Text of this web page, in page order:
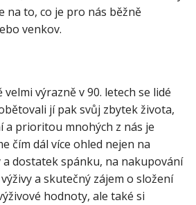
na to, co je pro nás běžně
venkov.
velmi výrazně v 90. letech se lidé
jí pak svůj zbytek života,
a prioritou mnohých z nás je
čím dál více ohled nejen na
dostatek spánku, na nakupování
a skutečný zájem o složení
hodnoty, ale také si